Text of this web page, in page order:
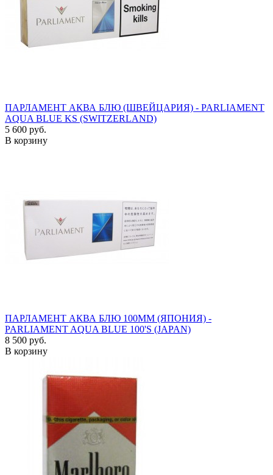
ПАРЛАМЕНТ АКВА БЛЮ (ШВЕЙЦАРИЯ) - PARLIAMENT
AQUA BLUE KS (SWITZERLAND)
5 600 руб.
В корзину
ПАРЛАМЕНТ АКВА БЛЮ 100ММ (ЯПОНИЯ) -
PARLIAMENT AQUA BLUE 100'S (JAPAN)
8 500 руб.
В корзину